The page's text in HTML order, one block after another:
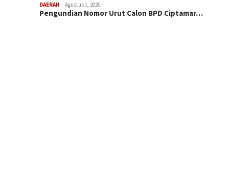
DAERAH Agustus 1, 2026
Pengundian Nomor Urut Calon BPD Ciptamar…